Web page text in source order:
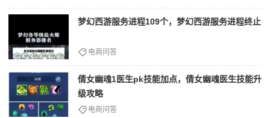
梦幻西游服务进程109个，梦幻西游服务进程终止
电商问答
倩女幽魂1医生pk技能加点，倩女幽魂医生技能升
级攻略
电商问答